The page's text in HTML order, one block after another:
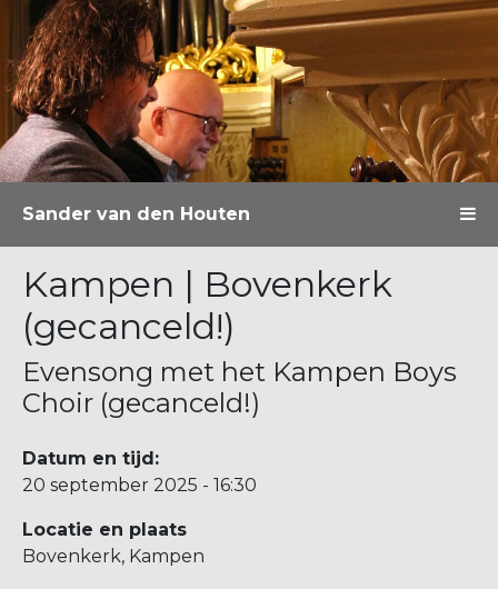
Sander van den Houten
Kampen | Bovenkerk
(gecanceld!)
Evensong met het Kampen Boys
Choir (gecanceld!)
Datum en tijd:
20 september 2025 - 16:30
Locatie en plaats
Bovenkerk, Kampen